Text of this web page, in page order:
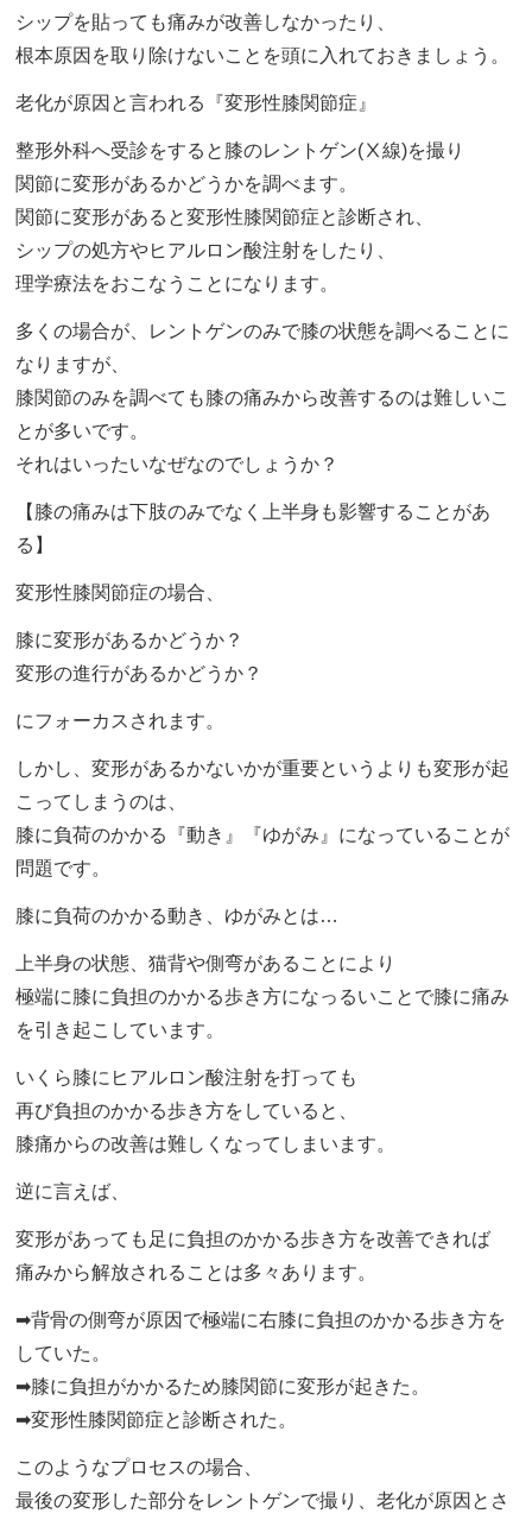
シップを貼っても痛みが改善しなかったり、
根本原因を取り除けないことを頭に入れておきましょう。
老化が原因と言われる『変形性膝関節症』
整形外科へ受診をすると膝のレントゲン(Ⅹ線)を撮り
関節に変形があるかどうかを調べます。
関節に変形があると変形性膝関節症と診断され、
シップの処方やヒアルロン酸注射をしたり、
理学療法をおこなうことになります。
多くの場合が、レントゲンのみで膝の状態を調べることに
なりますが、
膝関節のみを調べても膝の痛みから改善するのは難しいこ
とが多いです。
それはいったいなぜなのでしょうか？
【膝の痛みは下肢のみでなく上半身も影響することがあ
る】
変形性膝関節症の場合、
膝に変形があるかどうか？
変形の進行があるかどうか？
にフォーカスされます。
しかし、変形があるかないかが重要というよりも変形が起
こってしまうのは、
膝に負荷のかかる『動き』『ゆがみ』になっていることが
問題です。
膝に負荷のかかる動き、ゆがみとは…
上半身の状態、猫背や側弯があることにより
極端に膝に負担のかかる歩き方になっるいことで膝に痛み
を引き起こしています。
いくら膝にヒアルロン酸注射を打っても
再び負担のかかる歩き方をしていると、
膝痛からの改善は難しくなってしまいます。
逆に言えば、
変形があっても足に負担のかかる歩き方を改善できれば
痛みから解放されることは多々あります。
➡背骨の側弯が原因で極端に右膝に負担のかかる歩き方を
していた。
➡膝に負担がかかるため膝関節に変形が起きた。
➡変形性膝関節症と診断された。
このようなプロセスの場合、
最後の変形した部分をレントゲンで撮り、老化が原因とさ